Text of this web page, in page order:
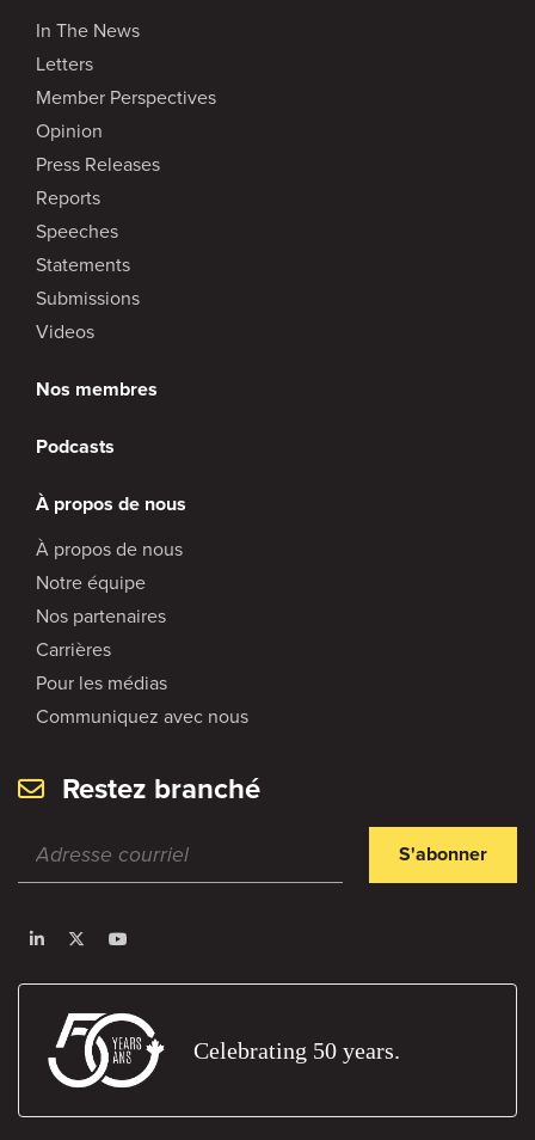
In The News
Letters
Member Perspectives
Opinion
Press Releases
Reports
Speeches
Statements
Submissions
Videos
Nos membres
Podcasts
À propos de nous
À propos de nous
Notre équipe
Nos partenaires
Carrières
Pour les médias
Communiquez avec nous
Restez branché
S'abonner
Celebrating 50 years.